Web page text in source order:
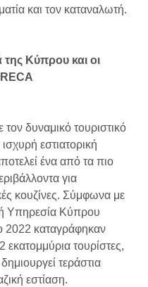
και τον καταναλωτή.
Κύπρου και οι
δυναμικό τουριστικό
εστιατορική
ένα από τα πιο
για
κουζίνες. Σύμφωνα με
Υπηρεσία Κύπρου
2022 καταγράφηκαν
τουρίστες,
τεράστια
εστίαση.